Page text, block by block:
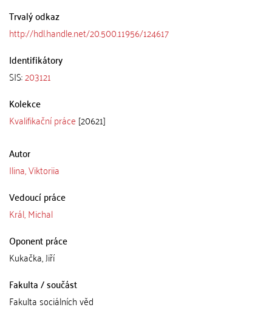
Trvalý odkaz
http://hdl.handle.net/20.500.11956/124617
Identifikátory
SIS:203121
Kolekce
Kvalifikační práce [20621]
Autor
Ilina, Viktoriia
Vedoucí práce
Král, Michal
Oponent práce
Kukačka, Jiří
Fakulta / součást
Fakulta sociálních věd